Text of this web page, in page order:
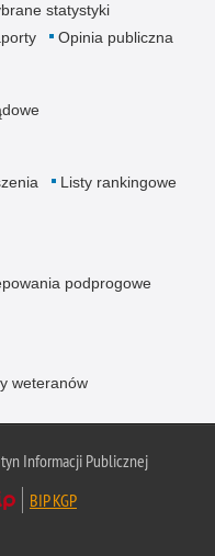
statystyki
Opinia publiczna
Listy rankingowe
podprogowe
weteranów
Informacji Publicznej
BIP KGP